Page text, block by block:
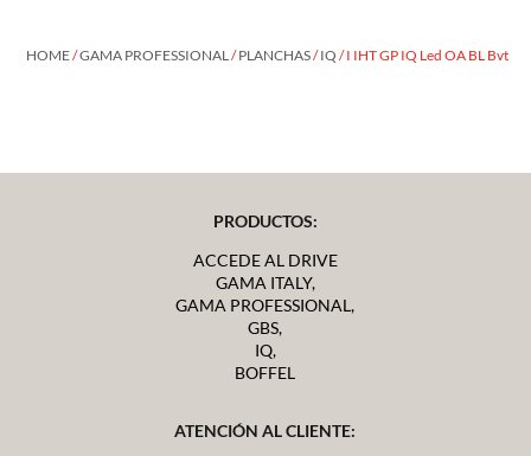
HOME/GAMA PROFESSIONAL/PLANCHAS/IQ / I IHT GP IQ Led OA BL Bvt
PRODUCTOS:
ACCEDE AL DRIVE
GAMA ITALY,
GAMA PROFESSIONAL,
GBS,
IQ,
BOFFEL
ATENCIÓN AL CLIENTE: